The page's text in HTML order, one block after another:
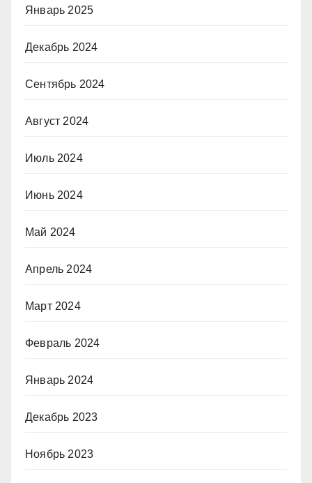
Январь 2025
Декабрь 2024
Сентябрь 2024
Август 2024
Июль 2024
Июнь 2024
Май 2024
Апрель 2024
Март 2024
Февраль 2024
Январь 2024
Декабрь 2023
Ноябрь 2023